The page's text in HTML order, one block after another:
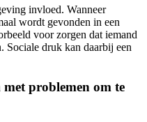
invloed. Wanneer
wordt gevonden in een
voor zorgen dat iemand
Sociale druk kan daarbij een
problemen om te